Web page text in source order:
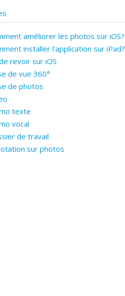
améliorer les photos sur iOS?
installer l'application sur iPad?
revoir sur iOS
de vue 360°
de photos
texte
vocal
de travail
sur photos